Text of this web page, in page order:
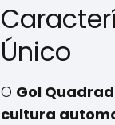
Único
O Gol
cultura